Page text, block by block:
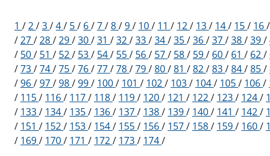
1 /2/3/4/ 5/ 6/7/8/9/ 10/ 11 / 12/ 13/ 14/ 15/ 16/
/27/28/29/30/31 /32/33/34/35/36/37/38/39/
/ 50/ 51 / 52/ 53/ 54/ 55/ 56/ 57/ 58/ 59/ 60/ 61 / 62/
/73/74/75/76/77/78/79/80/81 /82/83/84/85/
/96/97/98/99/ 100/ 101 / 102/ 103/ 104/ 105/ 106/
/ 115/ 116/ 117/ 118/ 119/ 120/ 121 / 122/ 123/ 124/
/ 133/ 134/ 135/ 136/ 137/ 138/ 139/ 140/ 141 / 142/
/ 151 / 152/ 153/ 154/ 155/ 156/ 157/ 158/ 159/ 160/
/ 169/ 170/ 171 / 172/ 173/ 174/